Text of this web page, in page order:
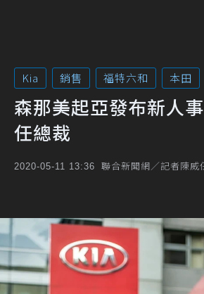
Kia 銷售 福特六和 本田
森那美起亞發布新人
任總裁
2020-05-11 13:36 聯合新聞網／記者陳威